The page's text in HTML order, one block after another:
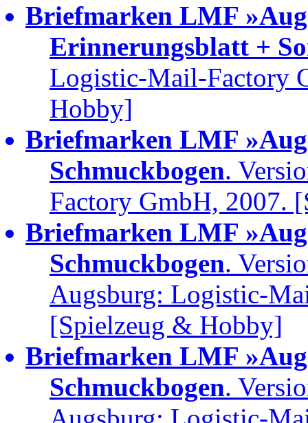
Briefmarken LMF
Erinnerungsblatt +
Logistic-Mail-Factory
Hobby]
Briefmarken LMF
Schmuckbogen.
Factory GmbH, 2007.
Briefmarken LMF
Schmuckbogen.
Augsburg: Logistic-
[Spielzeug & Hobby]
Briefmarken LMF
Schmuckbogen.